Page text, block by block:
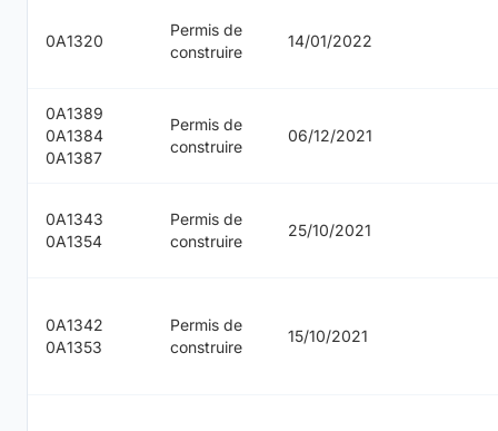
0A1320
Permis de
construire
14/01/2022
0A1389
0A1384
0A1387
Permis de
construire
06/12/2021
0A1343
0A1354
Permis de
construire
25/10/2021
0A1342
0A1353
Permis de
construire
15/10/2021